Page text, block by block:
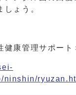
しょう。
健康管理サポート
ninshin/